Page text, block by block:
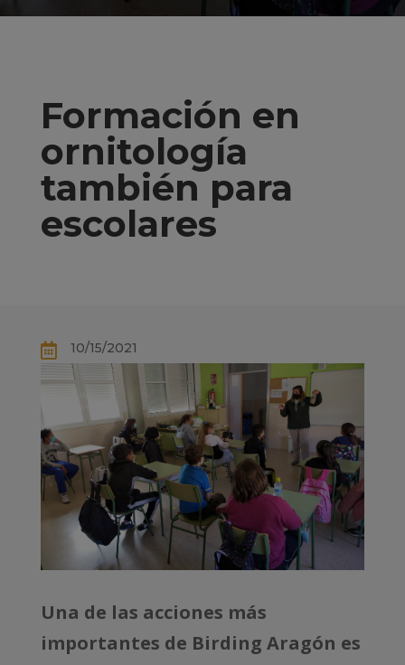
Formación en
ornitología
también para
escolares
 10/15/2021
Una de las acciones más
importantes de Birding Aragón es